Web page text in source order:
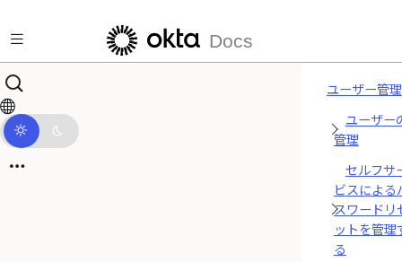
Docs
ユーザー管理
ユーザー
管理
セルフサ
ビスによる
スワードリ
ットを管理
る